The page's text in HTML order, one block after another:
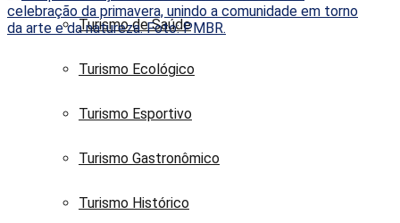
Turismo de Saúde
Turismo Ecológico
Turismo Esportivo
Turismo Gastronômico
Turismo Histórico